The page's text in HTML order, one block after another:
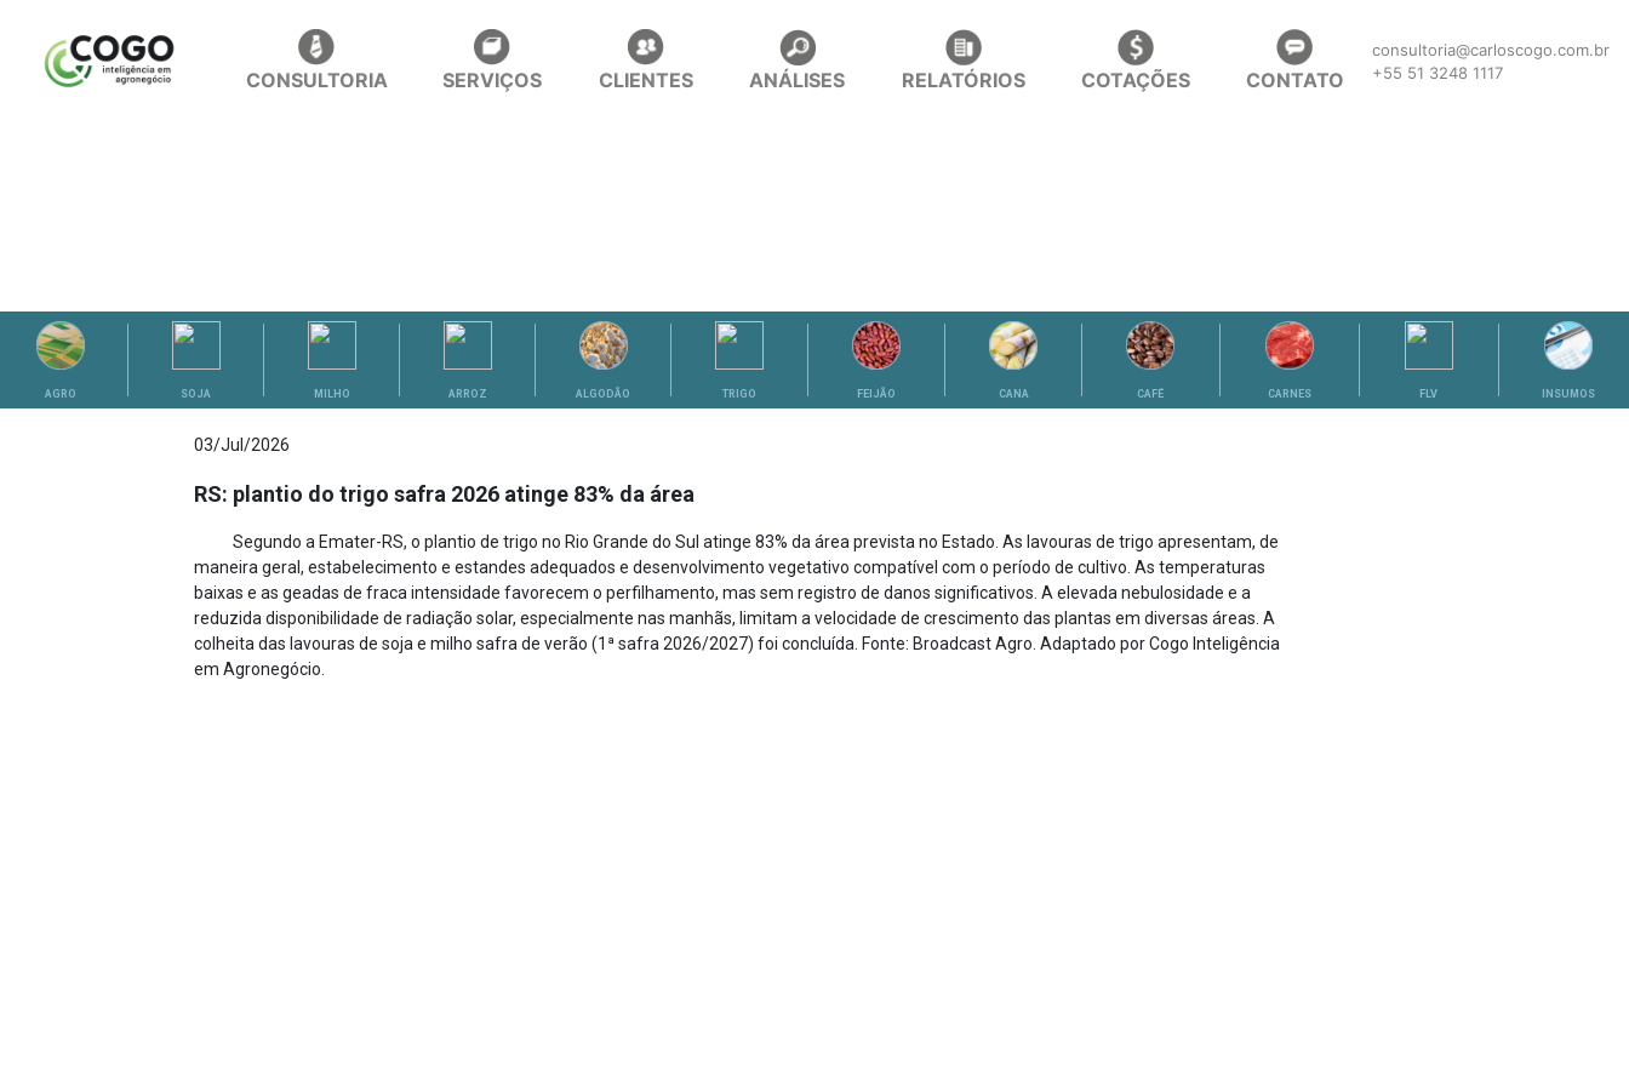
CONSULTORIA SERVIÇOS CLIENTES ANÁLISES RELATÓRIOS COTAÇÕES CONTATO
consultoria@carloscogo.com.br
+55 51 3248 1117
AGRO SOJA MILHO ARROZ ALGODÃO TRIGO FEIJÃO CANA CAFÉ CARNES FLV INSUMOS
03/Jul/2026
RS: plantio do trigo safra 2026 atinge 83% da área
Segundo a Emater-RS, o plantio de trigo no Rio Grande do Sul atinge 83% da área prevista no Estado. As lavouras de trigo apresentam, de
maneira geral, estabelecimento e estandes adequados e desenvolvimento vegetativo compatível com o período de cultivo. As temperaturas
baixas e as geadas de fraca intensidade favorecem o perfilhamento, mas sem registro de danos significativos. A elevada nebulosidade e a
reduzida disponibilidade de radiação solar, especialmente nas manhãs, limitam a velocidade de crescimento das plantas em diversas áreas. A
colheita das lavouras de soja e milho safra de verão (1ª safra 2026/2027) foi concluída. Fonte: Broadcast Agro. Adaptado por Cogo Inteligência
em Agronegócio.